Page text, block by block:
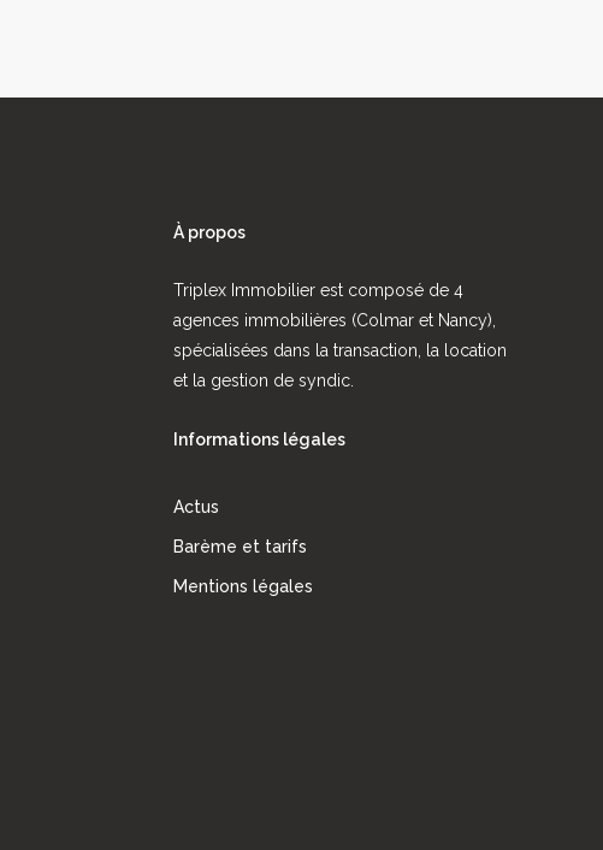
À propos
Triplex Immobilier est composé de 4
agences immobilières (Colmar et Nancy),
spécialisées dans la transaction, la location
et la gestion de syndic.
Informations légales
Actus
Barème et tarifs
Mentions légales